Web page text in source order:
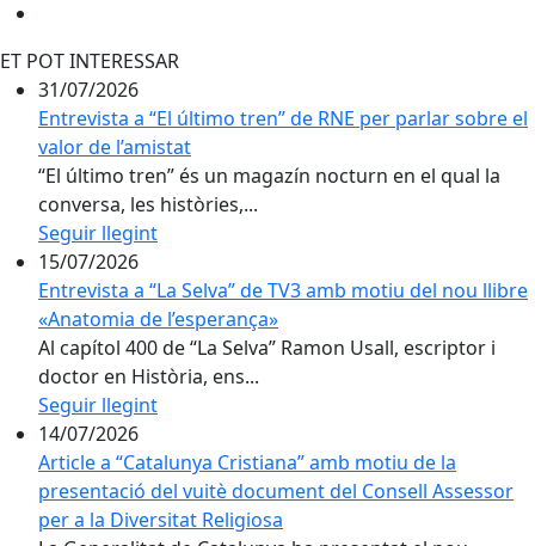
ET POT INTERESSAR
31/07/2026
Entrevista a “El último tren” de RNE per parlar sobre el
valor de l’amistat
“El último tren” és un magazín nocturn en el qual la
conversa, les històries,...
Seguir llegint
15/07/2026
Entrevista a “La Selva” de TV3 amb motiu del nou llibre
«Anatomia de l’esperança»
Al capítol 400 de “La Selva” Ramon Usall, escriptor i
doctor en Història, ens...
Seguir llegint
14/07/2026
Article a “Catalunya Cristiana” amb motiu de la
presentació del vuitè document del Consell Assessor
per a la Diversitat Religiosa